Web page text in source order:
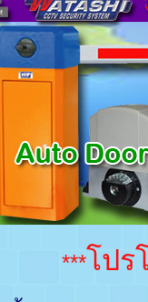
***โปร